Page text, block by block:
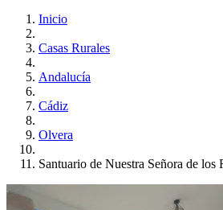
Inicio
Casas Rurales
Andalucía
Cádiz
Olvera
Santuario de Nuestra Señora de los